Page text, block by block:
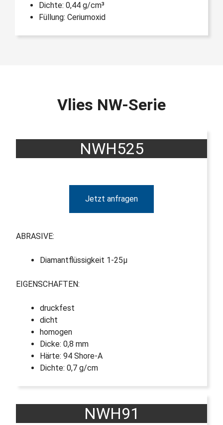
Dichte: 0,44 g/cm³
Füllung: Ceriumoxid
Vlies NW-Serie
NWH525
Jetzt anfragen
ABRASIVE:
Diamantflüssigkeit 1-25µ
EIGENSCHAFTEN:
druckfest
dicht
homogen
Dicke: 0,8 mm
Härte: 94 Shore-A
Dichte: 0,7 g/cm
NWH91